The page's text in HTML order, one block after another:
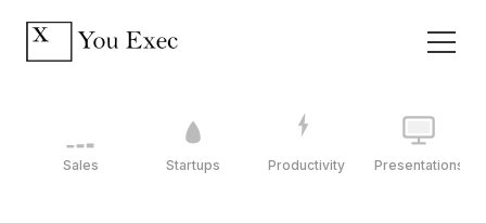
Sales Startups Productivity Presentations